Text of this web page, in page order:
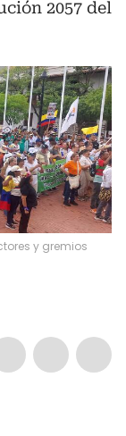
2057 del
y gremios